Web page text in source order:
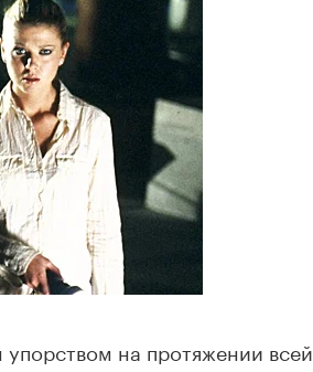
на протяжении всей